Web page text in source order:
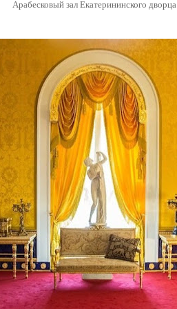
Арабесковый зал Екатерининского дворца